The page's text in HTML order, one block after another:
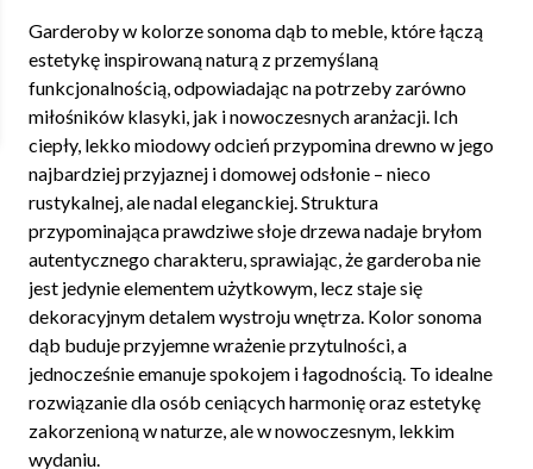
Garderoby w kolorze sonoma dąb to meble, które łączą
estetykę inspirowaną naturą z przemyślaną
funkcjonalnością, odpowiadając na potrzeby zarówno
miłośników klasyki, jak i nowoczesnych aranżacji. Ich
ciepły, lekko miodowy odcień przypomina drewno w jego
najbardziej przyjaznej i domowej odsłonie – nieco
rustykalnej, ale nadal eleganckiej. Struktura
przypominająca prawdziwe słoje drzewa nadaje bryłom
autentycznego charakteru, sprawiając, że garderoba nie
jest jedynie elementem użytkowym, lecz staje się
dekoracyjnym detalem wystroju wnętrza. Kolor sonoma
dąb buduje przyjemne wrażenie przytulności, a
jednocześnie emanuje spokojem i łagodnością. To idealne
rozwiązanie dla osób ceniących harmonię oraz estetykę
zakorzenioną w naturze, ale w nowoczesnym, lekkim
wydaniu.